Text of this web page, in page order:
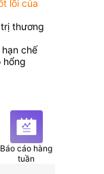
lõi của
thương
chế
hổng
Báo cáo hàng
tuần